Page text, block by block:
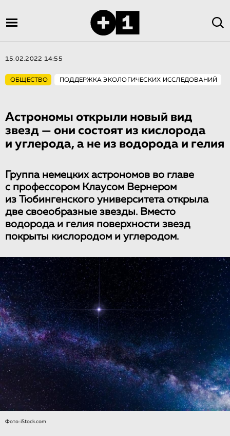
15.02.2022 14:55
ОБЩЕСТВО ПОДДЕРЖКА ЭКОЛОГИЧЕСКИХ ИССЛЕДОВАНИЙ
Астрономы открыли новый вид
звезд — они состоят из кислорода
и углерода, а не из водорода и гелия
Группа немецких астрономов во главе
с профессором Клаусом Вернером
из Тюбингенского университета открыла
две своеобразные звезды. Вместо
водорода и гелия поверхности звезд
покрыты кислородом и углеродом.
Фото: iStock.com